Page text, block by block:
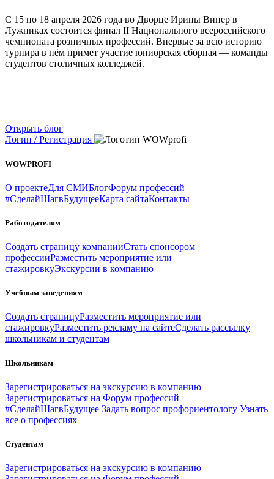
С 15 по 18 апреля 2026 года во Дворце Ирины Винер в
Лужниках состоится финал II Национального всероссийского
чемпионата розничных профессий. Впервые за всю историю
турнира в нём примет участие юниорская сборная — команды
студентов столичных колледжей.
Открыть блог
Логин / Регистрация
WOWPROFI
О проектеДля СМИБлогФорум профессий
#СделайШагвБудущееКарта сайтаКонтакты
Работодателям
Создать страницу компанииСтать спонсором
профессииРазместить мероприятие или
стажировкуЭкскурсии в компанию
Учебным заведениям
Создать страницуРазместить мероприятие или
стажировкуРазместить рекламу на сайтеСделать рассылку
школьникам и студентам
Школьникам
Зарегистрироваться на экскурсию в компанию
Зарегистрироваться на Форум профессий
#СделайШагвБудущее Задать вопрос профориентологу Узнать
все о профессиях
Студентам
Зарегистрироваться на экскурсию в компанию